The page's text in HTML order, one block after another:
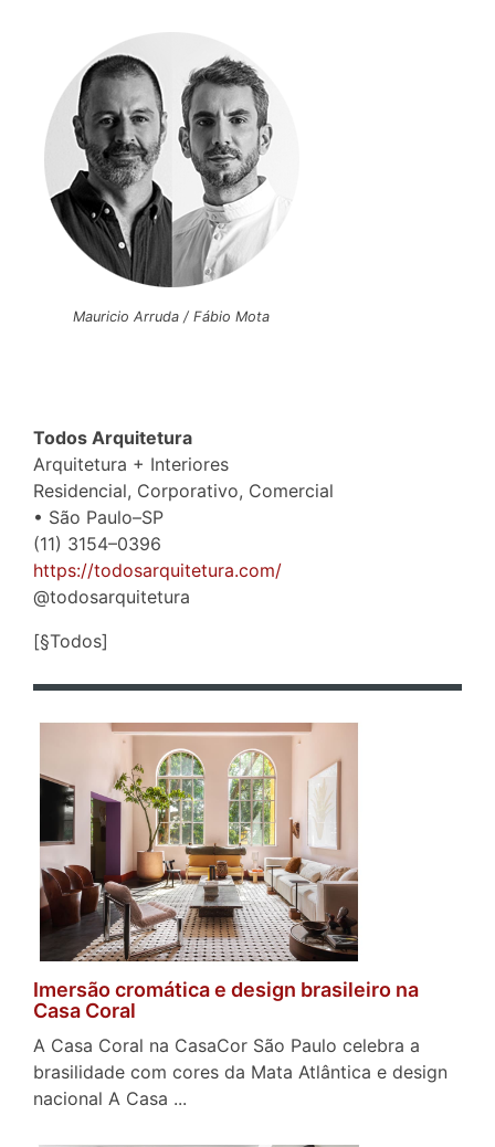
Mauricio Arruda / Fábio Mota
Todos Arquitetura
Arquitetura + Interiores
Residencial, Corporativo, Comercial
• São Paulo–SP
(11) 3154–0396
https://todosarquitetura.com/
@todosarquitetura
[§Todos]
Imersão cromática e design brasileiro na
Casa Coral
A Casa Coral na CasaCor São Paulo celebra a
brasilidade com cores da Mata Atlântica e design
nacional A Casa ...